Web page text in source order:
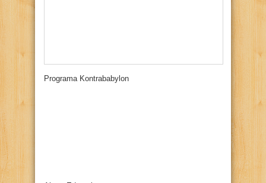
Programa Kontrababylon